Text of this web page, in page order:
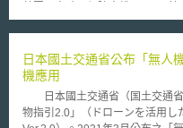
所有人同意，否則不得進行。，
究員或醫生不能把基因研究結果
以保障個人隱私。 委員會已經把草案公布在網站上供民眾查閱，並分
送給一百一十四個機構，徵詢公
命科學部長級會議提出報告。
日本國土交通省公布「無人
機應用
日本國土交通省（国土交通省
物指引2.0」（ドローンを活用し